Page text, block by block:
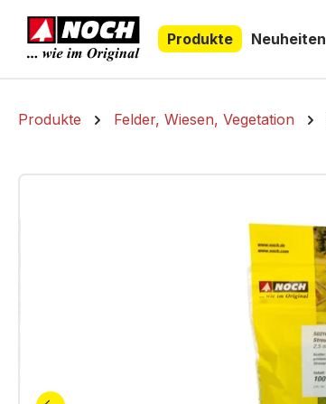
Zur Hauptnavigation springen
Produkte
Neuheiten
Produkte Felder, Wiesen, Vegetation
Bildergalerie überspringen